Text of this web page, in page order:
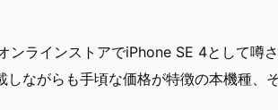
ンラインストアでiPhone SE 4として噂
ながらも手頃な価格が特徴の本機種、